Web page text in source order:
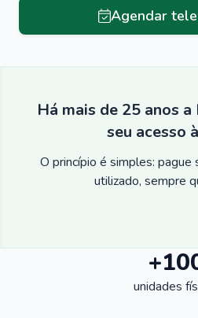
Agendar
Há mais de 25 anos
seu acesso
O princípio é simples:
utilizado, sempre
unidades